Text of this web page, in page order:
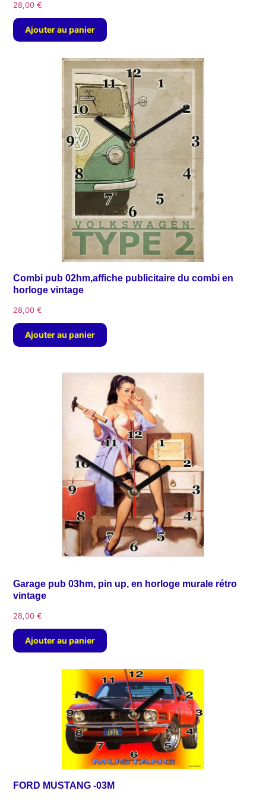
28,00 €
Ajouter au panier
Combi pub 02hm,affiche publicitaire du combi en
horloge vintage
28,00 €
Ajouter au panier
Garage pub 03hm, pin up, en horloge murale rétro
vintage
28,00 €
Ajouter au panier
FORD MUSTANG -03M